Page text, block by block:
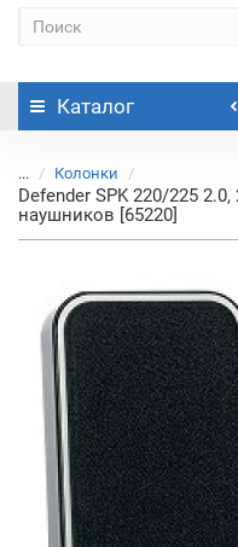
Каталог
... Колонки
Defender SPK 220/225
наушников [65220]